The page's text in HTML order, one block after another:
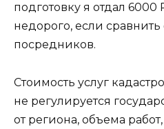
подготовку я отдал 6000
недорого, если
посредников.
Стоимость услуг
не регулируется
от региона, объема